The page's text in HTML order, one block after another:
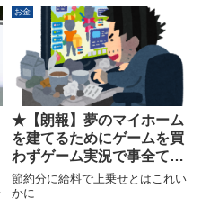
ス、美味しいもの食べることしか
しなんだか最近満たされない、だ
から一口馬主をやろうかなと考え
てる1.サ...
お金
★【朗報】夢のマイホーム
を建てるためにゲームを買
わずゲーム実況で事全てを
済ませた結果245万円も節
約wwWw
節約分に給料で上乗せとはこれい
かに